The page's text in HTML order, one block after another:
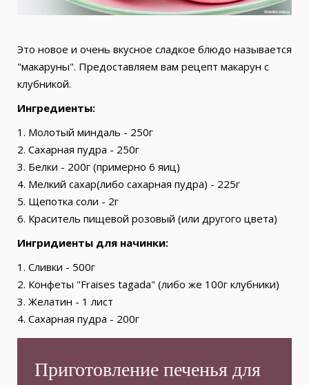
Это новое и очень вкусное сладкое блюдо называется
"макаруны". Предоставляем вам рецепт макарун с
клубникой.
Ингредиенты:
1. Молотый миндаль - 250г
2. Сахарная пудра - 250г
3. Белки - 200г (примерно 6 яиц)
4. Мелкий сахар(либо сахарная пудра) - 225г
5. Щепотка соли - 2г
6. Краситель пищевой розовый (или другого цвета)
Ингридиенты для начинки:
1. Сливки - 500г
2. Конфеты "Fraises tagada" (либо же 100г клубники)
3. Желатин - 1 лист
4. Сахарная пудра - 200г
Приготовление печенья для